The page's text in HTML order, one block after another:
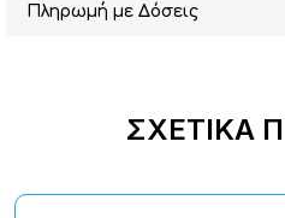
Πληρωμή με Δόσεις
ΣΧΕΤΙΚΆ